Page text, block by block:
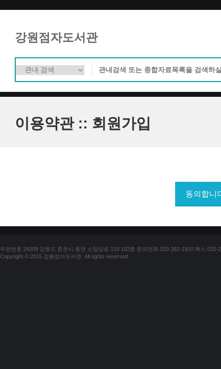
강원점자도서관
이용약관 :: 회원가입
우편번호 24209 강원도 춘천시 동면 소양강로 110 102호 문의전화 033-262-1920 팩스 033-
Copyright © 2015 강원점자도서관. All rights reserved.